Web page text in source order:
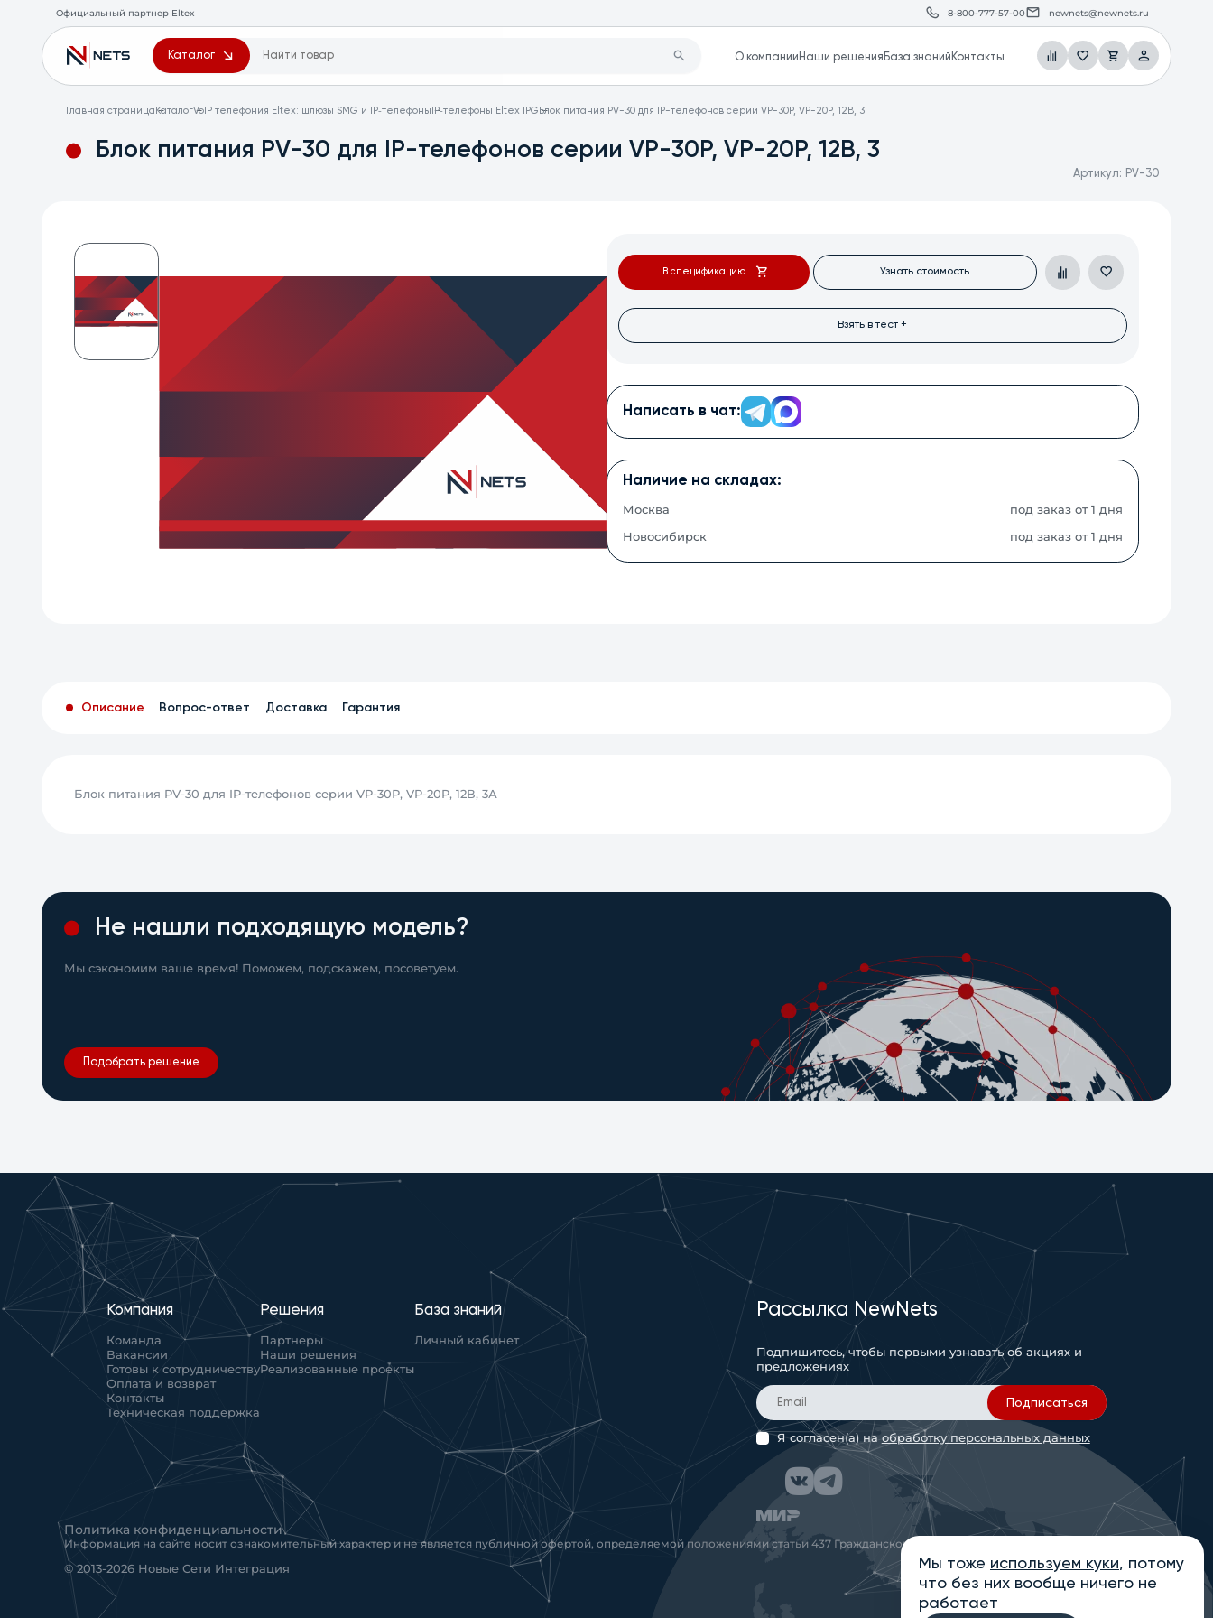
Официальный партнер Eltex 8-800-777-57-00 newnets@newnets.ru
Каталог О компании Наши решения База знаний Контакты
Главная страницаКаталогVoIP телефония Eltex: шлюзы SMG и IP‑телефоныIP‑телефоны Eltex IPGБлок питания PV-30 для IP-телефонов серии VP-30P, VP-20P, 12В, 3
Блок питания PV-30 для IP-телефонов серии VP-30P, VP-20P, 12В, 3
Артикул: PV-30
В спецификацию Узнать стоимость
Взять в тест +
Написать в чат:
Наличие на складах:
Москва
под заказ от 1 дня
Новосибирск
под заказ от 1 дня
Описание Вопрос-ответ Доставка Гарантия
Блок питания PV-30 для IP-телефонов серии VP-30P, VP-20P, 12В, 3А
Не нашли подходящую модель?
Мы сэкономим ваше время! Поможем, подскажем, посоветуем.
Подобрать решение
Компания
Команда
Вакансии
Готовы к сотрудничеству
Оплата и возврат
Контакты
Техническая поддержка
Решения
Партнеры
Наши решения
Реализованные проекты
База знаний
Личный кабинет
Рассылка NewNets
Подпишитесь, чтобы первыми узнавать об акциях и
предложениях
Подписаться
Я согласен(а) наобработку персональных данных
Политика конфиденциальности
Информация на сайте носит ознакомительный характер и не является публичной офертой, определяемой положениями статьи 437 Гражданского кодекса РФ
© 2013-2026 Новые Сети Интеграция Мы тоже используем куки, потому
что без них вообще ничего не
работает